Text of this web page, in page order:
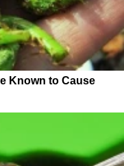
Known to Cause